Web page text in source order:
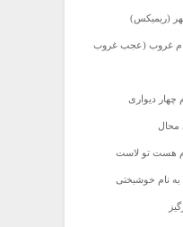
(ریمیکس)
نام غروب (عجب غروب
چهار دیواری
محال
نام هست تو لاست
به نام خوشبختی